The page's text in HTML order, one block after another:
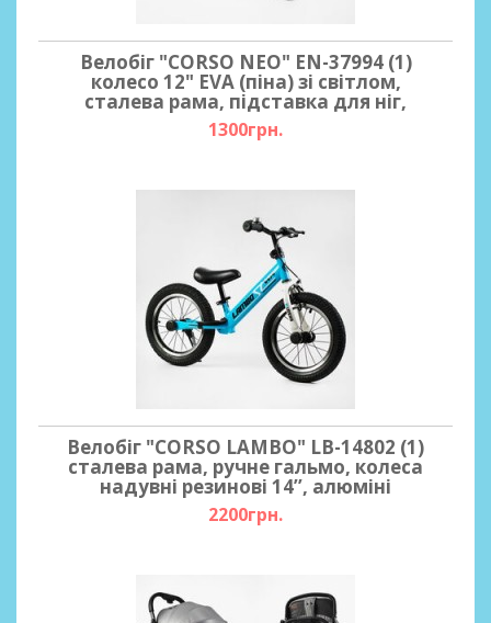
Велобіг "CORSO NEO" EN-37994 (1)
колесо 12" EVA (піна) зі світлом,
сталева рама, підставка для ніг,
1300грн.
Велобіг "CORSO LAMBO" LB-14802 (1)
сталева рама, ручне гальмо, колеса
надувні резинові 14’’, алюміні
2200грн.